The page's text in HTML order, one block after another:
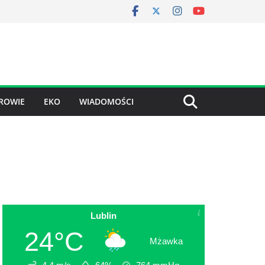
EKO WIADOMOŚCI
Lublin
24°C Mżawka